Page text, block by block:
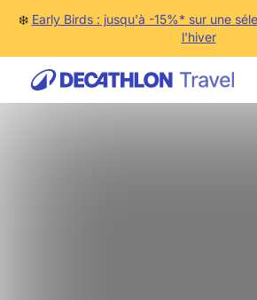
❄️ Early Birds : jusqu'à -15%* sur une
l'hiver